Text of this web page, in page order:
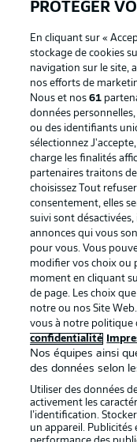
La publicité
Mentions Légales
Déclaration de
confidentialité
Travaux
Impression
PROTÉGER
En cliquant sur «
stockage de cookies
navigation sur le site,
nos efforts de
Nous et nos61
données
ou des identifiants
sélectionnez
charge les finalités
partenaires traitons
choisissez Tout
consentement, elles
suivi sont
annonces qui vous
pour vous. Vous
modifier vos choix ou
moment en cliquant
de page. Les choix
notre ou nos Site
vous à notre politique
confidentialité
Nos équipes ainsi
des données selon
Utiliser des données
activement les
l’identification.
un appareil. Publicités